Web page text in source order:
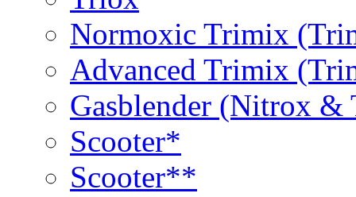
Normoxic Trimix
Advanced Trimix
Gasblender (Nitrox
Scooter*
Scooter**